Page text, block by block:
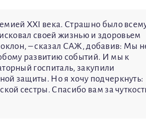
XXI века. Страшно было
своей жизнью и здоровьем
– сказал САЖ, добавив: Мы
развитию событий. И мы к
госпиталь, закупили
защиты. Но я хочу подчеркнуть:
сестры. Спасибо вам за